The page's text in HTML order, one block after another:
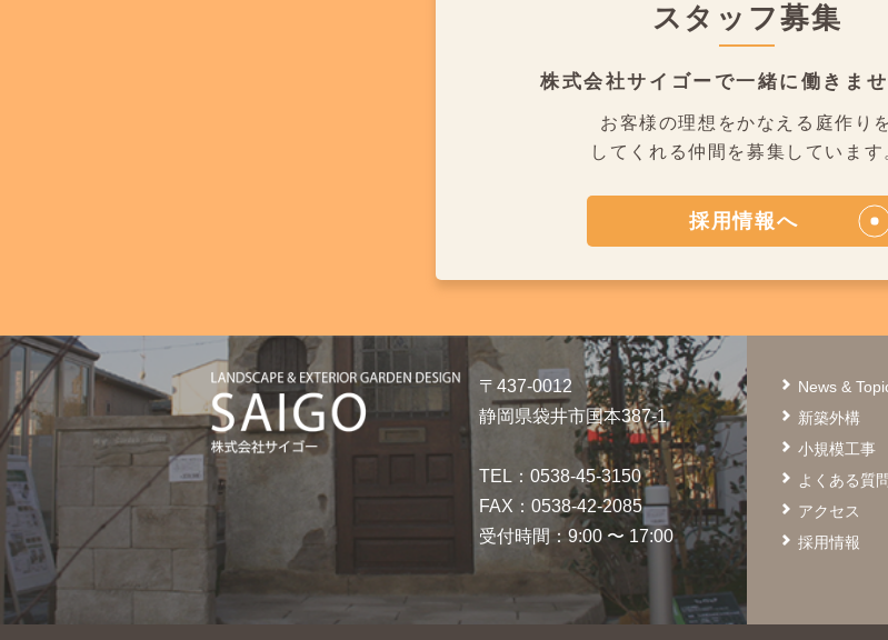
スタッフ募集
株式会社サイゴーで一緒に働きませ
お客様の理想をかなえる庭作り
してくれる仲間を募集しています
採用情報へ
〒437-0012
静岡県袋井市国本387-1
TEL：0538-45-3150
FAX：0538-42-2085
受付時間：9:00 〜 17:00
News &
新築外構
小規模工事
よくある質問
アクセス
採用情報